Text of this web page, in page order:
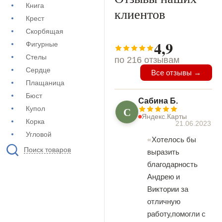
Книга
Крест
Скорбящая
Фигурные
Стелы
Сердце
Плащаница
Бюст
Купол
Корка
Угловой
Поиск товаров
клиентов
4,9
по 216 отзывам
Все отзывы →
С
Сабина Б.
Яндекс.Карты
21.06.2023
Хотелось бы
выразить
благодарность
Андрею и
Виктории за
отличную
работу,помогли с